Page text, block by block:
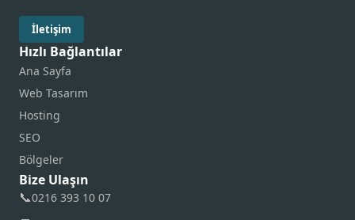
İletişim
Hızlı Bağlantılar
Ana Sayfa
Web Tasarım
Hosting
SEO
Bölgeler
Bize Ulaşın
📞0216 393 10 07